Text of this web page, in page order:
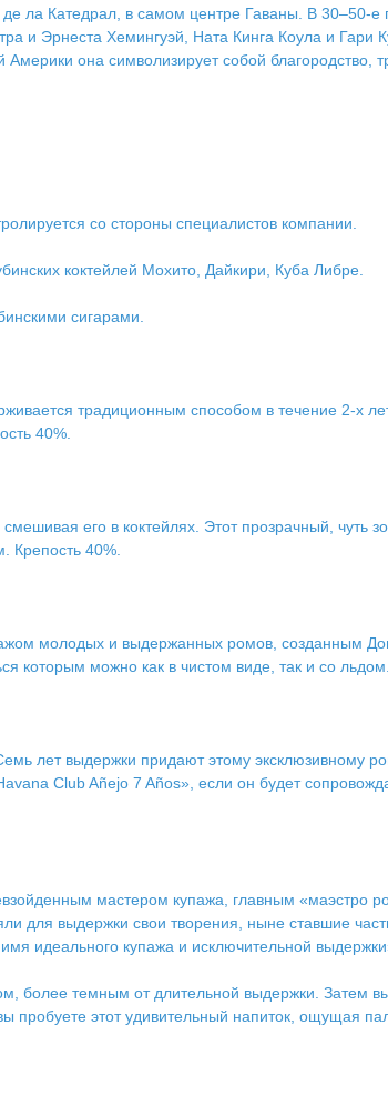
ла Катедрал, в самом центре Гаваны. В 30–50-е
и Эрнеста Хемингуэй, Ната Кинга Коула и Гари
она символизирует собой благородство,
со стороны специалистов компании.
коктейлей Мохито, Дайкири, Куба Либре.
сигарами.
традиционным способом в течение 2-х
40%.
его в коктейлях. Этот прозрачный, чуть
Крепость 40%.
молодых и выдержанных ромов, созданным
которым можно как в чистом виде, так и со
лет выдержки придают этому эксклюзивному
Club Añejo 7 Años», если он будет
мастером купажа, главным
для выдержки свои творения, ныне ставшие
идеального купажа и исключительной
более темным от длительной выдержки. Затем
этот удивительный напиток, ощущая